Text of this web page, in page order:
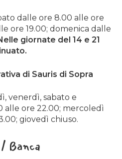
Ente di decentramento
“del Lumiei” Lavori di
Interdizione alla
di Sauris.
legate
lavorazioni lungo il
– Sauris, saranno possibili
del traffico con
dalle ore 8.00 alle ore
ore 19.00; domenica dalle
giornate del 14 e 21
di Sauris di Sopra
venerdì, sabato e
alle ore 22.00; mercoledì
giovedì chiuso.
Banca